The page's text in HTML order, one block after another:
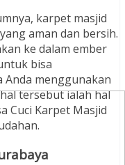
karpet masjid
aman dan bersih.
ke dalam ember
bisa
Anda menggunakan
tersebut ialah hal
Cuci Karpet Masjid